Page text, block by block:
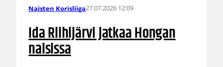
Naisten Korisliiga27.07.2026 12:09
Ida Riihijärvi jatkaa Hongan
naisissa